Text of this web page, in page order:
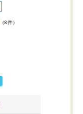
（8件）